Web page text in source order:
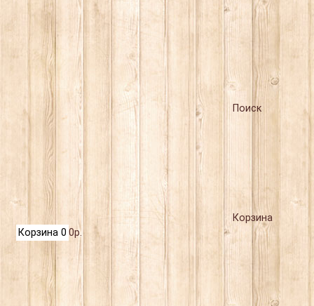
Поиск
Корзина
Корзина 0 0р.